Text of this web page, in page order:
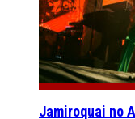
Jamiroquai no